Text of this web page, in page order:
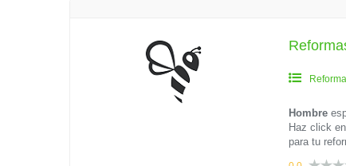
Hombre
Haz click
para tu